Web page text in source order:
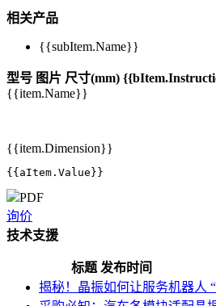
相关产品
{{subItem.Name}}
型号 图片 尺寸(mm)
{{item.Name}}
{{item.Dimension}}
{{aItem.Value}}
PDF
询价
技术支援
标题 发布时间
揭秘！晶振如何让服务机器人